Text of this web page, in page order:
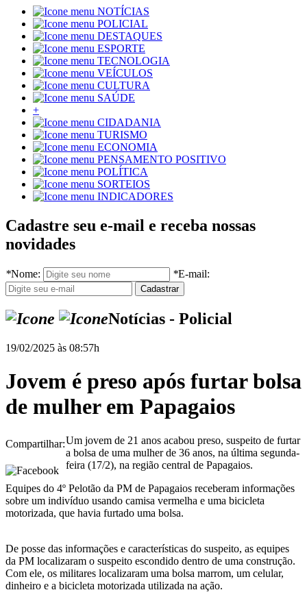
NOTÍCIAS
POLICIAL
DESTAQUES
ESPORTE
TECNOLOGIA
VEÍCULOS
CULTURA
SAÚDE
+
CIDADANIA
TURISMO
ECONOMIA
PENSAMENTO POSITIVO
POLÍTICA
SORTEIOS
INDICADORES
Cadastre seu e-mail e receba nossas
novidades
*Nome: *E-mail:
Notícias - Policial
19/02/2025 às 08:57h
Jovem é preso após furtar bolsa
de mulher em Papagaios
Compartilhar:Um jovem de 21 anos acabou preso, suspeito de furtar
a bolsa de uma mulher de 36 anos, na última segunda-
feira (17/2), na região central de Papagaios.
Equipes do 4º Pelotão da PM de Papagaios receberam informações
sobre um indivíduo usando camisa vermelha e uma bicicleta
motorizada, que havia furtado uma bolsa.
De posse das informações e características do suspeito, as equipes
da PM localizaram o suspeito escondido dentro de uma construção.
Com ele, os militares localizaram uma bolsa marrom, um celular,
dinheiro e a bicicleta motorizada utilizada na ação.